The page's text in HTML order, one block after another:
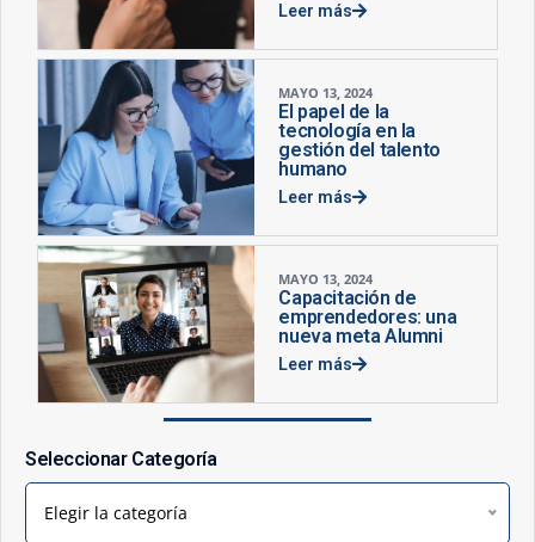
Leer más
MAYO 13, 2024
El papel de la
tecnología en la
gestión del talento
humano
Leer más
MAYO 13, 2024
Capacitación de
emprendedores: una
nueva meta Alumni
Leer más
Seleccionar Categoría
Elegir la categoría